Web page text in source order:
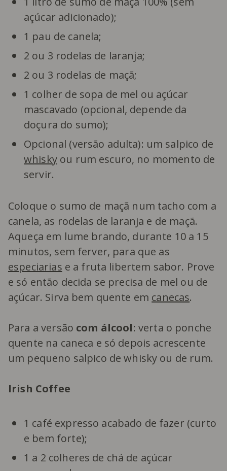
açúcar adicionado);
1 pau de canela;
2 ou 3 rodelas de laranja;
2 ou 3 rodelas de maçã;
1 colher de sopa de mel ou açúcar
mascavado (opcional, depende da
doçura do sumo);
Opcional (versão adulta): um salpico de
whiskyou rum escuro, no momento de
servir.
Coloque o sumo de maçã num tacho com a
canela, as rodelas de laranja e de maçã.
Aqueça em lume brando, durante 10 a 15
minutos, sem ferver, para que as
especiarias e a fruta libertem sabor. Prove
e só então decida se precisa de mel ou de
açúcar. Sirva bem quente em canecas.
Para a versão com álcool: verta o ponche
quente na caneca e só depois acrescente
um pequeno salpico de whisky ou de rum.
Irish Coffee
1 café expresso acabado de fazer (curto
e bem forte);
1 a 2 colheres de chá de açúcar